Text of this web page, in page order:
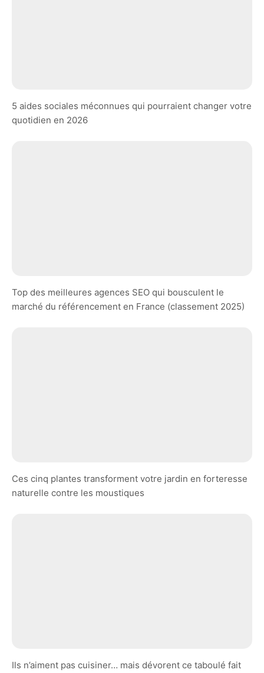
5 aides sociales méconnues qui pourraient changer votre
quotidien en 2026
Top des meilleures agences SEO qui bousculent le
marché du référencement en France (classement 2025)
Ces cinq plantes transforment votre jardin en forteresse
naturelle contre les moustiques
Ils n’aiment pas cuisiner… mais dévorent ce taboulé fait